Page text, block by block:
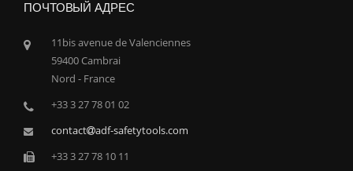
ПОЧТОВЫЙ АДРЕС
11bis avenue de Valenciennes
59400 Cambrai
Nord - France
+33 3 27 78 01 02
contact
adf-safetytools.com
+33 3 27 78 10 11